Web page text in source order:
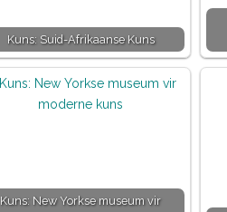
Kuns: Suid-Afrikaanse Kuns
Kuns: New Yorkse museum vir